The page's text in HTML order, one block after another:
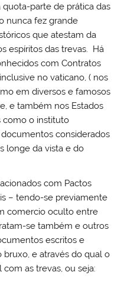
parte de prática das
nunca fez grande
que atestam da
espíritos das trevas. Há
com Contratos
no vaticano, ( nos
em diversos e famosos
e também nos Estados
como o instituto
considerados
longe da vista e do
com Pactos
– tendo-se previamente
comercio oculto entre
se também e outros
escritos e
e através do qual o
as trevas, ou seja: